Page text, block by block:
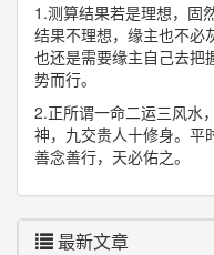
1.测算结果若是理想，固
结果不理想，缘主也不必
也还是需要缘主自己去把
势而行。
2.正所谓一命二运三风水
神，九交贵人十修身。平
善念善行，天必佑之。
最新文章